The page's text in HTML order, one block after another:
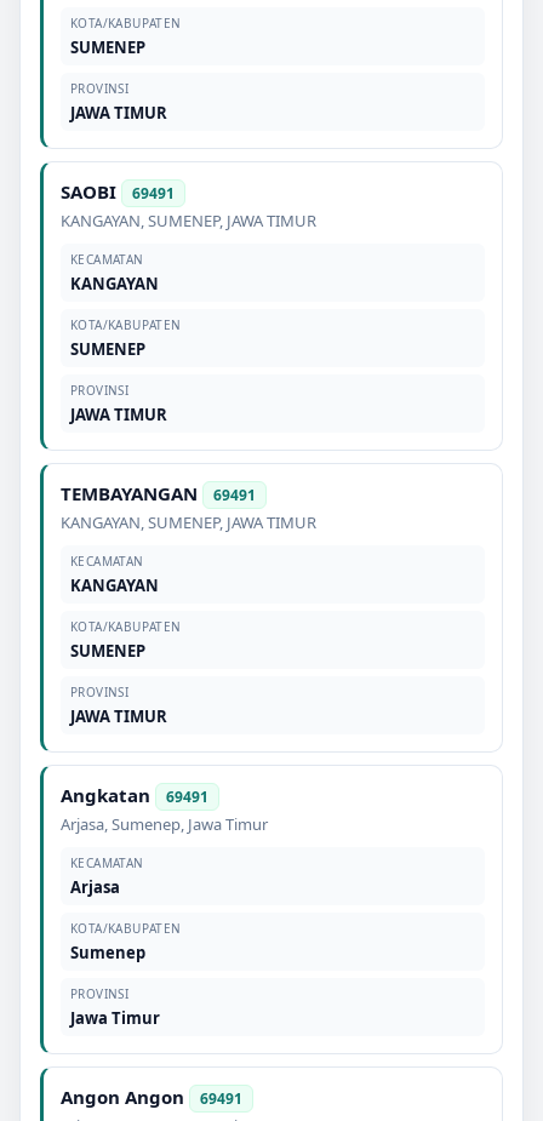
KOTA/KABUPATEN
SUMENEP
PROVINSI
JAWA TIMUR
SAOBI 69491
KANGAYAN,SUMENEP, JAWA TIMUR
KECAMATAN
KANGAYAN
KOTA/KABUPATEN
SUMENEP
PROVINSI
JAWA TIMUR
TEMBAYANGAN 69491
KANGAYAN,SUMENEP, JAWA TIMUR
KECAMATAN
KANGAYAN
KOTA/KABUPATEN
SUMENEP
PROVINSI
JAWA TIMUR
Angkatan 69491
Arjasa,Sumenep, Jawa Timur
KECAMATAN
Arjasa
KOTA/KABUPATEN
Sumenep
PROVINSI
Jawa Timur
Angon Angon 69491